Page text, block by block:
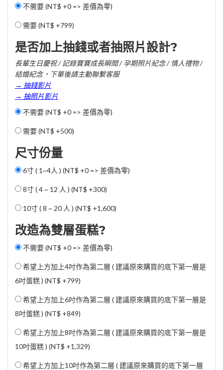
不需要 (NT$ +0 => 差價為零)
需要 (NT$ +799)
是否加上抽錢或者抽照片設計?
長輩生日慶祝 / 記錄寶寶成長瞬間 / 孕期照片紀念 / 情人禮物 /
結婚紀念，下單後請主動聯繫客服
→ 抽錢影片
→ 抽照片影片
不需要 (NT$ +0 => 差價為零)
需要 (NT$ +500)
尺寸份量
6寸 ( 1~4人 ) (NT$ +0 => 差價為零)
8寸 ( 4 ~ 12 人 ) (NT$ +300)
10寸 ( 8 ~ 20 人 ) (NT$ +1,600)
改造為雙層蛋糕?
不需要 (NT$ +0 => 差價為零)
希望上方加上4吋作為第二層 ( 建議原來購買的底下第一層是
6吋蛋糕 ) (NT$ +799)
希望上方加上6吋作為第二層 ( 建議原來購買的底下第一層是
8吋蛋糕 ) (NT$ +849)
希望上方加上8吋作為第二層 ( 建議原來購買的底下第一層是
10吋蛋糕 ) (NT$ +1,329)
希望上方加上10吋作為第二層 ( 建議原來購買的底下第一層